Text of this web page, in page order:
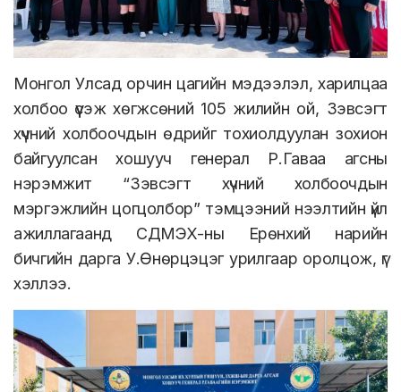
Монгол Улсад орчин цагийн мэдээлэл, харилцаа
холбоо үүсэж хөгжсөний 105 жилийн ой, Зэвсэгт
хүчний холбоочдын өдрийг тохиолдуулан зохион
байгуулсан хошууч генерал Р.Гаваа агсны
нэрэмжит “Зэвсэгт хүчний холбоочдын
мэргэжлийн цогцолбор” тэмцээний нээлтийн үйл
ажиллагаанд СДМЭХ-ны Ерөнхий нарийн
бичгийн дарга У.Өнөрцэцэг урилгаар оролцож, үг
хэллээ.